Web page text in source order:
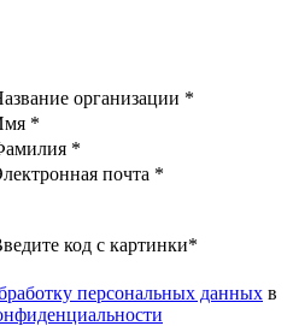
организации *
*
*
почта *
код с картинки*
персональных данных в